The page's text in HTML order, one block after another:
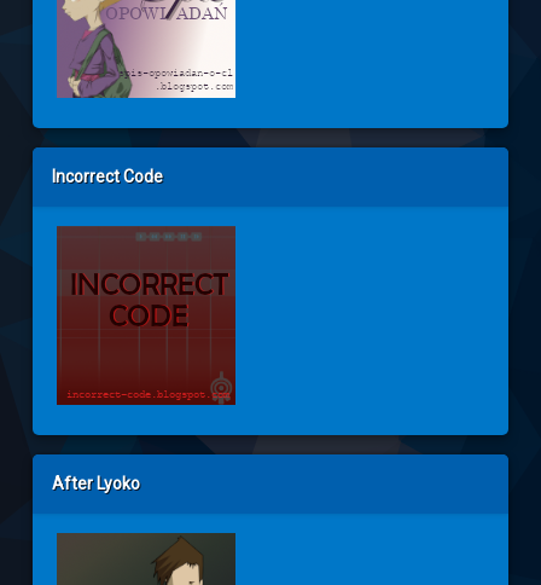
Incorrect Code
After Lyoko